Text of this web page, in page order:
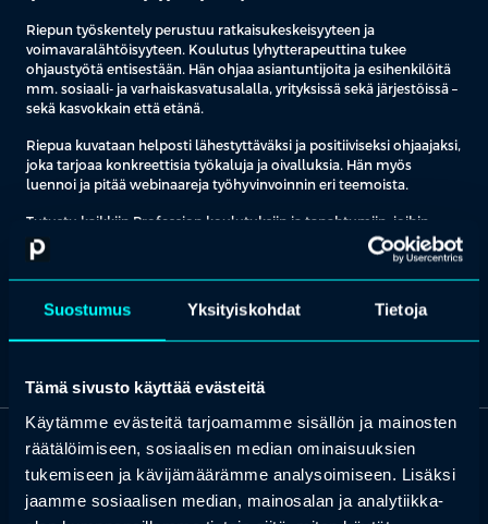
Suostumus Yksityiskohdat Tietoja
Tämä sivusto käyttää evästeitä
Käytämme evästeitä tarjoamamme sisällön ja mainosten
räätälöimiseen, sosiaalisen median ominaisuuksien
tukemiseen ja kävijämäärämme analysoimiseen. Lisäksi
jaamme sosiaalisen median, mainosalan ja analytiikka-
Riepun työskentely perustuu ratkaisukeskeisyyteen ja
voimavaralähtöisyyteen. Koulutus lyhytterapeuttina tukee
ohjaustyötä entisestään. Hän ohjaa asiantuntijoita ja esihenkilöitä
mm. sosiaali- ja varhaiskasvatusalalla, yrityksissä sekä järjestöissä –
sekä kasvokkain että etänä.
Riepua kuvataan helposti lähestyttäväksi ja positiiviseksi ohjaajaksi,
joka tarjoaa konkreettisia työkaluja ja oivalluksia. Hän myös
luennoi ja pitää webinaareja työhyvinvoinnin eri teemoista.
Tutustu kaikkiin Profession koulutuksiin ja tapahtumiin, joihin
valitsemme aina parhaat kouluttajat ja puhujat.
Etsi koulutus & tapahtuma Ota yhteyttä
OTA YHTEYTTÄ
Keilaranta 1 A, 02150 Espoo